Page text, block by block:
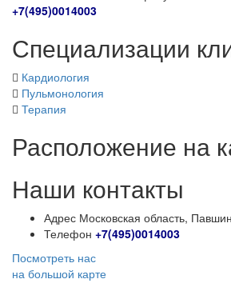
+7(495)0014003
Специализации
Кардиология
Пульмонология
Терапия
Расположение на
Наши контакты
Адрес Московская область,
Телефон +7(495)0014003
Посмотреть нас
на большой карте